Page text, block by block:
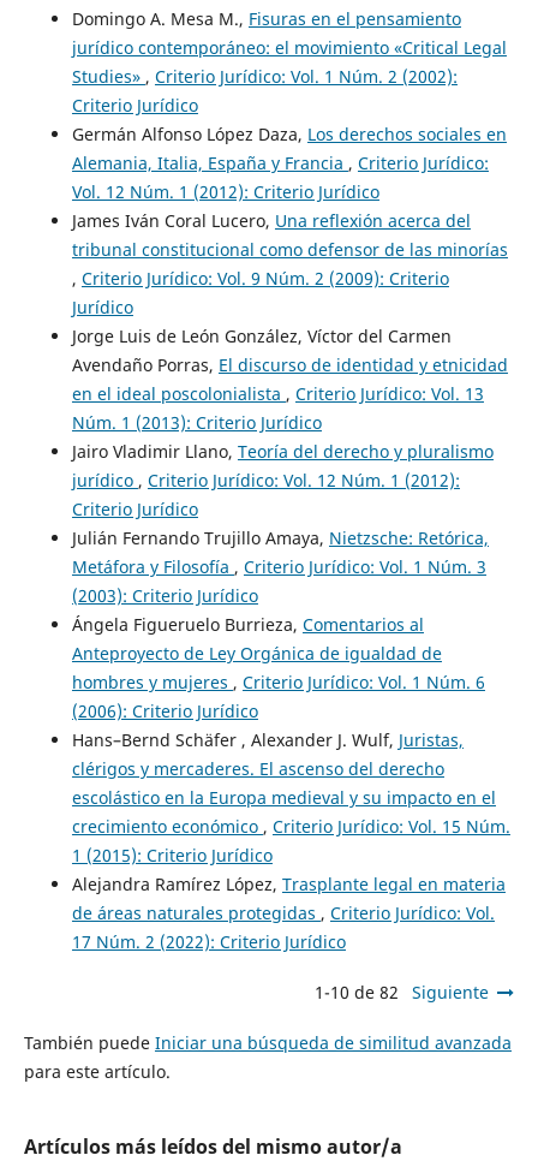
Domingo A. Mesa M., Fisuras en el pensamiento
jurídico contemporáneo: el movimiento «Critical Legal
Studies» , Criterio Jurídico: Vol. 1 Núm. 2 (2002):
Criterio Jurídico
Germán Alfonso López Daza, Los derechos sociales en
Alemania, Italia, España y Francia , Criterio Jurídico:
Vol. 12 Núm. 1 (2012): Criterio Jurídico
James Iván Coral Lucero, Una reflexión acerca del
tribunal constitucional como defensor de las minorías
, Criterio Jurídico: Vol. 9 Núm. 2 (2009): Criterio
Jurídico
Jorge Luis de León González, Víctor del Carmen
Avendaño Porras, El discurso de identidad y etnicidad
en el ideal poscolonialista , Criterio Jurídico: Vol. 13
Núm. 1 (2013): Criterio Jurídico
Jairo Vladimir Llano, Teoría del derecho y pluralismo
jurídico , Criterio Jurídico: Vol. 12 Núm. 1 (2012):
Criterio Jurídico
Julián Fernando Trujillo Amaya, Nietzsche: Retórica,
Metáfora y Filosofía , Criterio Jurídico: Vol. 1 Núm. 3
(2003): Criterio Jurídico
Ángela Figueruelo Burrieza, Comentarios al
Anteproyecto de Ley Orgánica de igualdad de
hombres y mujeres , Criterio Jurídico: Vol. 1 Núm. 6
(2006): Criterio Jurídico
Hans–Bernd Schäfer , Alexander J. Wulf, Juristas,
clérigos y mercaderes. El ascenso del derecho
escolástico en la Europa medieval y su impacto en el
crecimiento económico , Criterio Jurídico: Vol. 15 Núm.
1 (2015): Criterio Jurídico
Alejandra Ramírez López, Trasplante legal en materia
de áreas naturales protegidas , Criterio Jurídico: Vol.
17 Núm. 2 (2022): Criterio Jurídico
1-10 de 82 Siguiente
También puede Iniciar una búsqueda de similitud avanzada
para este artículo.
Artículos más leídos del mismo autor/a